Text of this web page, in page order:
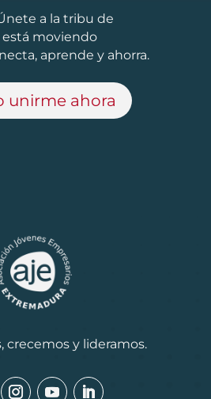
a la tribu de
moviendo
aprende y ahorra.
unirme ahora
crecemos y lideramos.